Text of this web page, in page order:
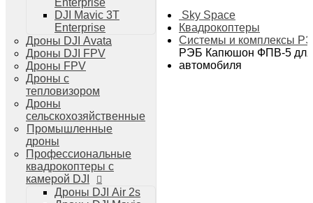
Дроны DJI Mini 4 Pro
Системы и комплексы РЭБ
РЭБ Капюшон
РЭБ Тетраэдр
РЭБ Ромашка
Подавители БПЛА
Детекторы БПЛА
Комплектующие для дронов
Спутниковая связь
Зарядные устройства для дронов
Пульты для дронов
Пропеллеры для дронов
Кейсы для дронов
Enterprise
DJI Mavic 3T
Enterprise
Дроны DJI Avata
Дроны DJI FPV
Дроны FPV
Дроны с
тепловизором
Дроны
сельскохозяйственные
Промышленные
дроны
Профессиональные
квадрокоптеры с
камерой DJI
Дроны DJI Air 2s
Sky Space
Квадрокоптеры
Системы и комплексы
РЭБ Капюшон ФПВ-5 для
автомобиля